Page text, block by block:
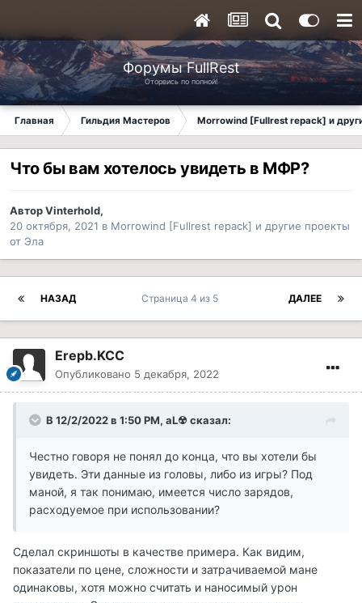
Форумы FullRest
Оторвись по полной!
Главная Гильдия Мастеров Morrowind [Fullrest repack] и
Что бы вам хотелось увидеть в МФР?
АвторVinterhold,
20 октября, 2021 в Morrowind [Fullrest repack] и другие проекты
от Эла
НАЗАД ДАЛЕЕ
Страница 4 из 5
Erepb.KCC
Опубликовано 5 декабря, 2022
В 12/2/2022 в 1:50 PM, aL☢ сказал:
Честно говоря не понял до конца, что вы хотели бы
увидеть. Эти данные из головы, либо из игры? Под
маной, я так понимаю, имеется число зарядов,
расходуемое при использовании?
Сделал скриншоты в качестве примера. Как видим,
показатели по цене, сложности и затрачиваемой мане
одинаковы, хотя можно считать и наносимый урон